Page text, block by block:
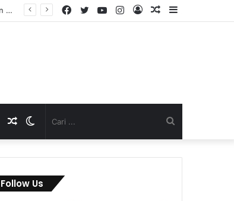
Sidebar
Artikel
Log
Instagram
YouTube
Twitter
Facebook
...
Switch
skin
Artikel
Acak
Follow Us